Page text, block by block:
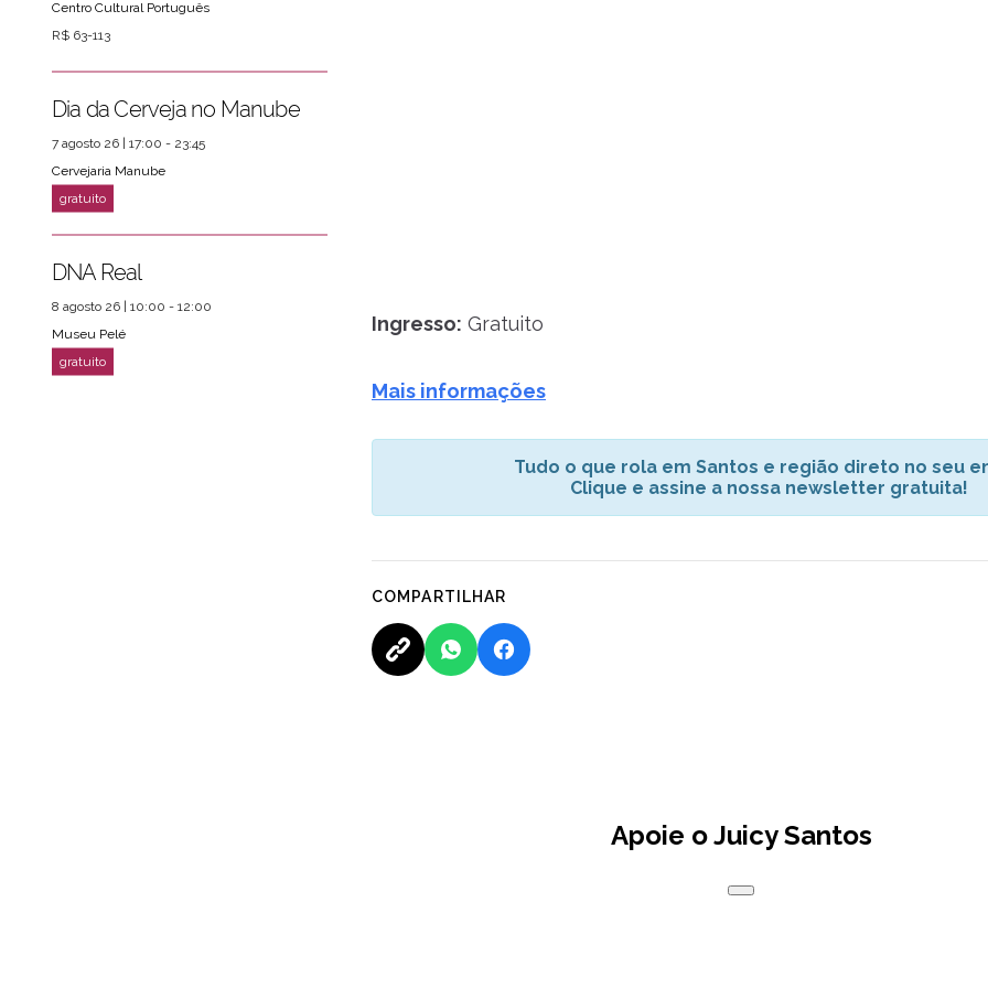
Ingresso: Gratuito
Mais informações
Tudo o que rola em Santos e região direto no seu
Clique e assine a nossa newsletter gratuita!
COMPARTILHAR
Centro Cultural Português
R$ 63-113
Dia da Cerveja no Manube
7 agosto 26 | 17:00 - 23:45
Cervejaria Manube
DNA Real
8 agosto 26 | 10:00 - 12:00
Museu Pelé
Apoie o Juicy Santos